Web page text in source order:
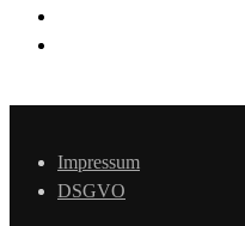
Impressum
DSGVO